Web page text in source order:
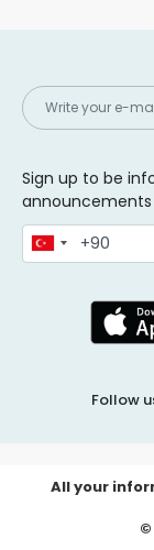
Sign up to be
Follow
All your
©